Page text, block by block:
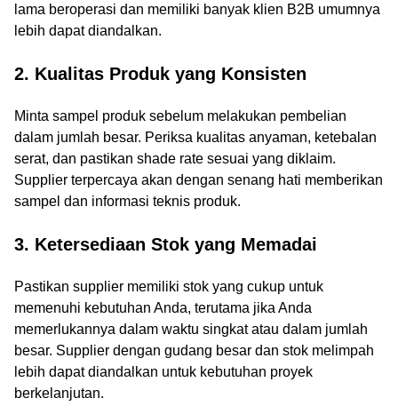
lama beroperasi dan memiliki banyak klien B2B umumnya
lebih dapat diandalkan.
2. Kualitas Produk yang Konsisten
Minta sampel produk sebelum melakukan pembelian
dalam jumlah besar. Periksa kualitas anyaman, ketebalan
serat, dan pastikan shade rate sesuai yang diklaim.
Supplier terpercaya akan dengan senang hati memberikan
sampel dan informasi teknis produk.
3. Ketersediaan Stok yang Memadai
Pastikan supplier memiliki stok yang cukup untuk
memenuhi kebutuhan Anda, terutama jika Anda
memerlukannya dalam waktu singkat atau dalam jumlah
besar. Supplier dengan gudang besar dan stok melimpah
lebih dapat diandalkan untuk kebutuhan proyek
berkelanjutan.